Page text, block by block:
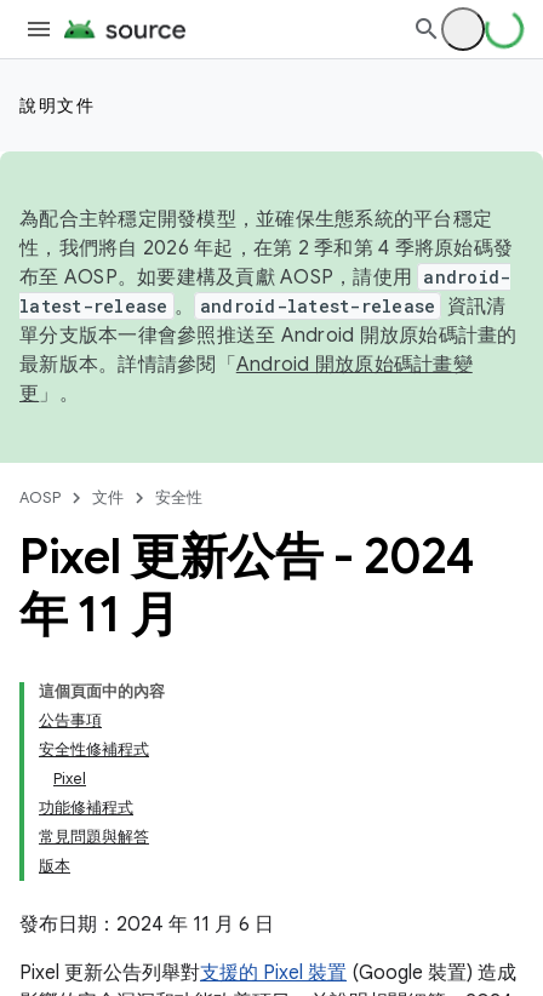
說明文件
為配合主幹穩定開發模型，並確保生態系統的平台穩定
性，我們將自 2026 年起，在第 2 季和第 4 季將原始碼發
布至 AOSP。如要建構及貢獻 AOSP，請使用 android-
latest-release 。 android-latest-release
資訊清
單分支版本一律會參照推送至 Android 開放原始碼計畫的
最新版本。詳情請參閱「 Android 開放原始碼計畫變
更 」。
AOSP 文件 安全性
Pixel 更新公告 - 2024
年 11 月
這個頁面中的內容
公告事項
安全性修補程式
Pixel
功能修補程式
常見問題與解答
版本
發布日期：2024 年 11 月 6 日
Pixel 更新公告列舉對支援的 Pixel 裝置 (Google 裝置) 造成